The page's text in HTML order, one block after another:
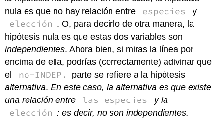
nula es que no hay relación entre
especies y
elección . O, para decirlo de otra manera, la
hipótesis nula es que estas dos variables son
independientes. Ahora bien, si miras la línea por
encima de ella, podrías (correctamente) adivinar que
el
no-INDEP.
parte se refiere a la hipótesis
alternativa.En este caso, la alternativa es que existe
una relación entre
las especies y la
elección : es decir, no son independientes.